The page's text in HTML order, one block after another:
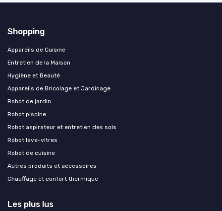
Shopping
Appareils de Cuisine
Entretien de la Maison
Hygiène et Beauté
Appareils de Bricolage et Jardinage
Robot de jardin
Robot piscine
Robot aspirateur et entretien des sols
Robot lave-vitres
Robot de cuisine
Autres produits et accessoires
Chauffage et confort thermique
Les plus lus